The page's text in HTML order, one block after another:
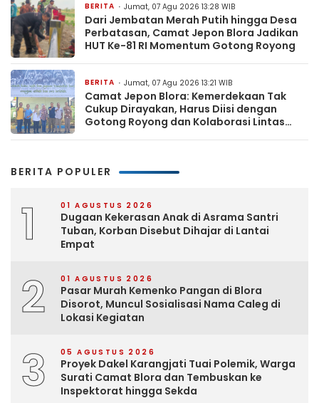
BERITA Jumat, 07 Agu 2026 13:28 WIB
Dari Jembatan Merah Putih hingga Desa
Perbatasan, Camat Jepon Blora Jadikan
HUT Ke-81 RI Momentum Gotong Royong
BERITA Jumat, 07 Agu 2026 13:21 WIB
Camat Jepon Blora: Kemerdekaan Tak
Cukup Dirayakan, Harus Diisi dengan
Gotong Royong dan Kolaborasi Lintas
BERITA POPULER
1 01 AGUSTUS 2026
Dugaan Kekerasan Anak di Asrama Santri
Tuban, Korban Disebut Dihajar di Lantai
Empat
2 01 AGUSTUS 2026
Pasar Murah Kemenko Pangan di Blora
Disorot, Muncul Sosialisasi Nama Caleg di
Lokasi Kegiatan
3 05 AGUSTUS 2026
Proyek Dakel Karangjati Tuai Polemik, Warga
Surati Camat Blora dan Tembuskan ke
Inspektorat hingga Sekda